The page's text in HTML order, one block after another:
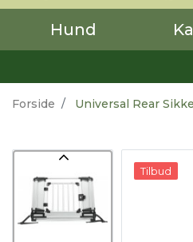
Hund
Forside Universal Rear
Tilbud